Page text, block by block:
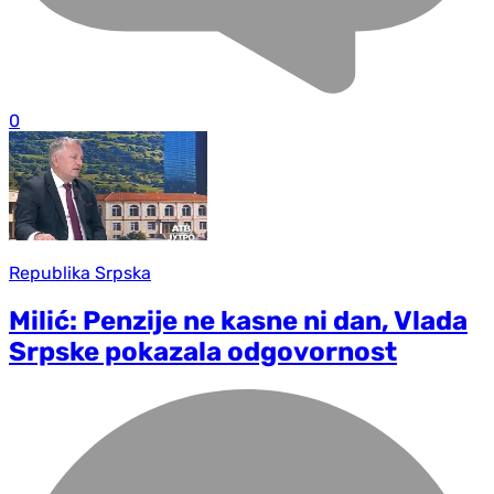
0
Republika Srpska
Milić: Penzije ne kasne ni dan, Vlada
Srpske pokazala odgovornost